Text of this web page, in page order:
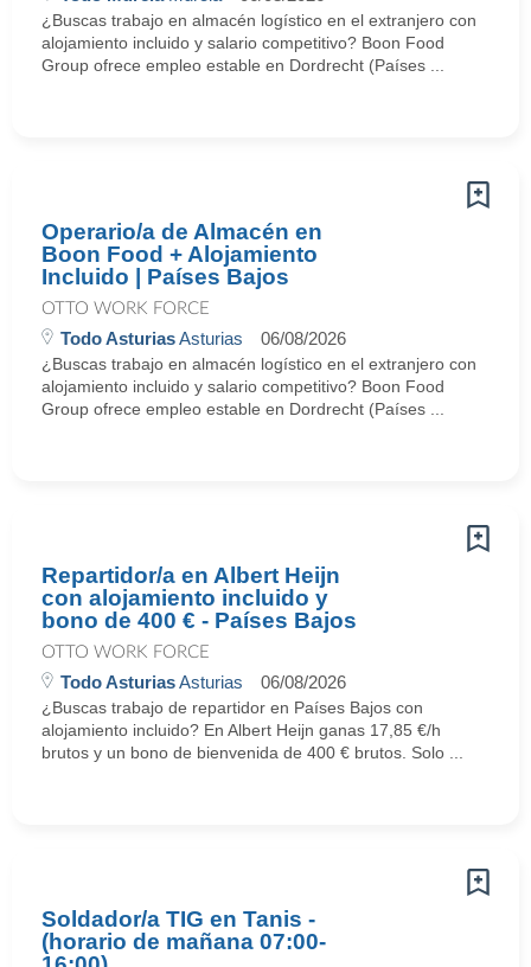
¿Buscas trabajo en almacén logístico en el extranjero con
alojamiento incluido y salario competitivo? Boon Food
Group ofrece empleo estable en Dordrecht (Países ...
Operario/a de Almacén en
Boon Food + Alojamiento
Incluido | Países Bajos
OTTO WORK FORCE
Todo AsturiasAsturias 06/08/2026
¿Buscas trabajo en almacén logístico en el extranjero con
alojamiento incluido y salario competitivo? Boon Food
Group ofrece empleo estable en Dordrecht (Países ...
Repartidor/a en Albert Heijn
con alojamiento incluido y
bono de 400 € - Países Bajos
OTTO WORK FORCE
Todo AsturiasAsturias 06/08/2026
¿Buscas trabajo de repartidor en Países Bajos con
alojamiento incluido? En Albert Heijn ganas 17,85 €/h
brutos y un bono de bienvenida de 400 € brutos. Solo ...
Soldador/a TIG en Tanis -
(horario de mañana 07:00-